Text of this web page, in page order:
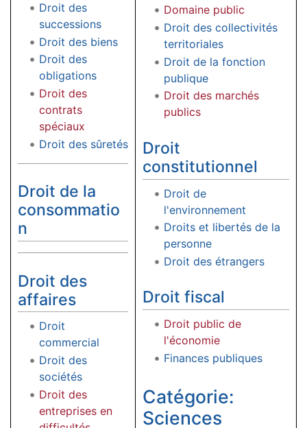
Droit des
successions
Droit des biens
Droit des
obligations
Droit des
contrats
spéciaux
Droit des sûretés
Droit de la
consommatio
n
Droit des
affaires
Droit
commercial
Droit des
sociétés
Droit des
entreprises en
Domaine public
Droit des collectivités
territoriales
Droit de la fonction
publique
Droit des marchés
publics
Droit
constitutionnel
Droit de
l'environnement
Droits et libertés de la
personne
Droit des étrangers
Droit fiscal
Droit public de
l'économie
Finances publiques
Catégorie:
Sciences